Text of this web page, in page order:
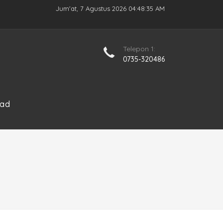
Jum'at, 7 Agustus 2026 04:48:36 AM
Telepon 1:
0735-320486